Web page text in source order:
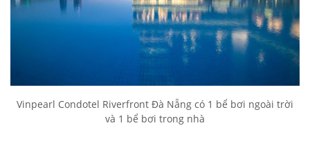
Vinpearl Condotel Riverfront Đà Nẵng có 1 bể bơi ngoài trời
và 1 bể bơi trong nhà